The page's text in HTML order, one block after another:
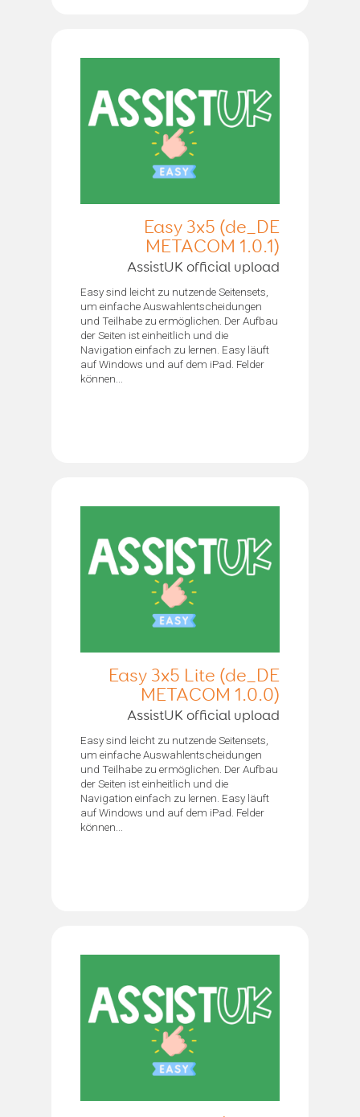
Easy 3x5 (de_DE
METACOM 1.0.1)
AssistUK official upload
Easy sind leicht zu nutzende Seitensets,
um einfache Auswahlentscheidungen
und Teilhabe zu ermöglichen. Der Aufbau
der Seiten ist einheitlich und die
Navigation einfach zu lernen. Easy läuft
auf Windows und auf dem iPad. Felder
können...
Easy 3x5 Lite (de_DE
METACOM 1.0.0)
AssistUK official upload
Easy sind leicht zu nutzende Seitensets,
um einfache Auswahlentscheidungen
und Teilhabe zu ermöglichen. Der Aufbau
der Seiten ist einheitlich und die
Navigation einfach zu lernen. Easy läuft
auf Windows und auf dem iPad. Felder
können...